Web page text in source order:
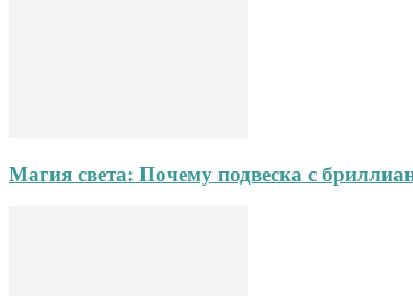
Магия света: Почему подвеска с